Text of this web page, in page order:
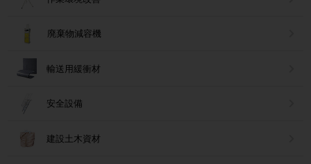
廃棄物減容機
輸送用緩衝材
安全設備
建設土木資材